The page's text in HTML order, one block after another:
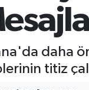
daha
titiz